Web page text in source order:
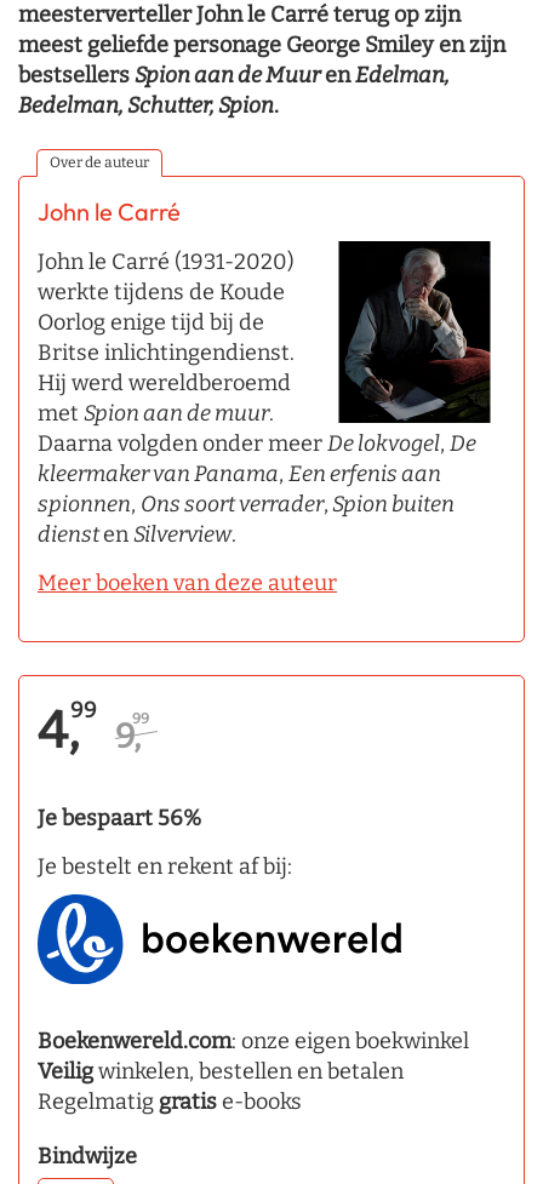
meesterverteller John le Carré terug op zijn
meest geliefde personage George Smiley en zijn
bestsellersSpion aan de MuurenEdelman,
Bedelman, Schutter, Spion.
Over de auteur
John le Carré
John le Carré (1931-2020)
werkte tijdens de Koude
Oorlog enige tijd bij de
Britse inlichtingendienst.
Hij werd wereldberoemd
met Spion aan de muur.
Daarna volgden onder meerDe lokvogel, De
kleermaker van Panama, Een erfenis aan
spionnen, Ons soort verrader,Spion buiten
dienstenSilverview.
Meer boeken van deze auteur
4,99
9,99
Je bespaart 56%
Je bestelt en rekent af bij:
Boekenwereld.com: onze eigen boekwinkel
Veiligwinkelen, bestellen en betalen
Regelmatig gratise-books
Bindwijze